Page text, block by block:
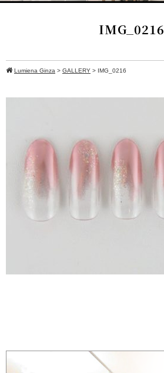
IMG_0216
Lumiena Ginza > GALLERY > IMG_0216